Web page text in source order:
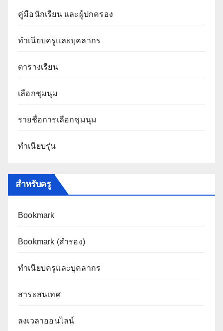
คู่มือนักเรียน และผู้ปกครอง
ทำเนียบครูและบุคลากร
ตารางเรียน
เลือกชุมนุม
รายชื่อการเลือกชุมนุม
ทำเนียบรุ่น
สำหรับครู
Bookmark
Bookmark (สำรอง)
ทำเนียบครูและบุคลากร
สาระสนเทศ
ลงเวลาออนไลน์